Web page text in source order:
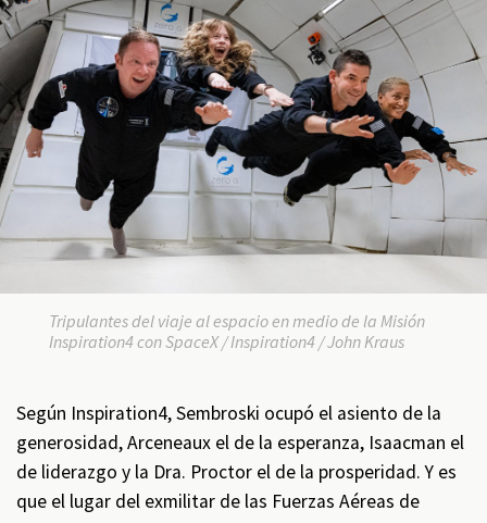
Tripulantes del viaje al espacio en medio de la Misión
Inspiration4 con SpaceX / Inspiration4 / John Kraus
Según Inspiration4, Sembroski ocupó el asiento de la
generosidad, Arceneaux el de la esperanza, Isaacman el
de liderazgo y la Dra. Proctor el de la prosperidad. Y es
que el lugar del exmilitar de las Fuerzas Aéreas de